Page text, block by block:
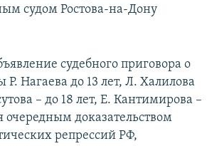
судом Ростова-на-Дону
судебного приговора о
Нагаева до 13 лет, Л. Халилова
– до 18 лет, Е. Кантимирова –
очередным доказательством
репрессий РФ,